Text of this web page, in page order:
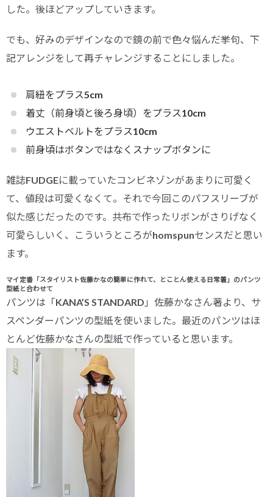
した。後ほどアップしていきます。
でも、好みのデザインなので鏡の前で色々悩んだ挙句、下
記アレンジをして再チャレンジすることにしました。
肩紐をプラス5cm
着丈（前身頃と後ろ身頃）をプラス10cm
ウエストベルトをプラス10cm
前身頃はボタンではなくスナップボタンに
雑誌FUDGEに載っていたコンビネゾンがあまりに可愛く
て、値段は可愛くなくて。それで今回このパフスリーブが
似た感じだったのです。共布で作ったリボンがさりげなく
可愛らしいく、こういうところがhomspunセンスだと思い
ます。
マイ定番「スタイリスト佐藤かなの簡単に作れて、とことん使える日常着」のパンツ
型紙と合わせて
パンツは「KANA’S STANDARD」佐藤かなさん著より、サ
スペンダーパンツの型紙を使いました。最近のパンツはほ
とんど佐藤かなさんの型紙で作っていると思います。